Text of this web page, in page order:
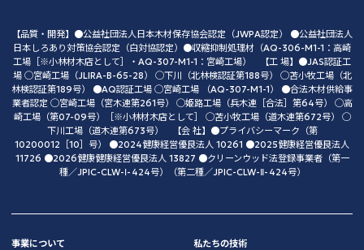
【品質・開発】●公益社団法人日本木材保存協会認定（JWPA認定） ●公益社団法人
日本しろあり対策協会認定（白対協認定）●収縮抑制処理材（AQ-306-M1-1：高崎
工場［※小林材木店として］・AQ-307-M1-1：宮崎工場） 【工 場】●JAS認証工
場 ◯宮崎工場（JLIRA-B-65-28） ◯下川（北林検認証第188号） ◯苫小牧工場（北
林検認証第189号） ●AQ認証工場 ◯宮崎工場 （AQ-307-M1-1） ●合法木材供給事
業者認定 ◯宮崎工場（宮木連第261号） ◯姫路工場（兵木連［合法］第64号） ◯高
崎工場（第07-09号）［※小林材木店として］ ◯苫小牧工場（道木連第672号） ◯
下川工場（道木連第673号） 【会 社】●プライバシーマーク（第
10200012［10］号） ●2024健康経営優良法人 10261 ●2025健康経営優良法人
11726 ●2026健康健康経営優良法人 13827 ●クリーンウッド法登録事業者（第一
種／JPIC-CLW-Ⅰ-424号）（第二種／JPIC-CLW-Ⅱ-424号）
事業について
私たちの技術